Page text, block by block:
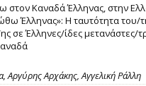
στον Καναδά Έλληνας, στην
Έλληνας»: Η ταυτότητα του/
σε Έλληνες/ίδες μετανάστες/
Αργύρης Αρχάκης, Αγγελική Ράλλη